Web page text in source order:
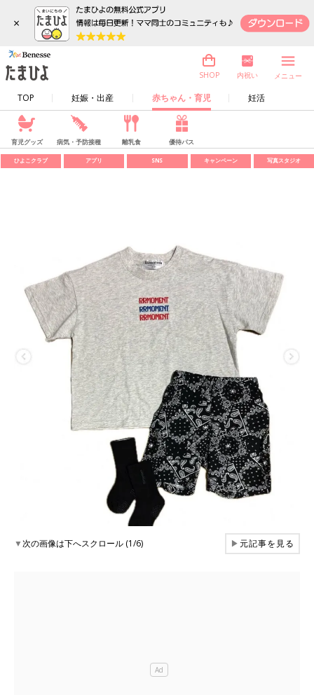
×
TOP 妊娠・出産 赤ちゃん・育児 妊活
SHOP 内祝い メニュー
育児グッズ 病気・予防接種 離乳食 優待パス
ひよこクラブ アプリ SNS キャンペーン 写真スタジオ
▼次の画像は下へスクロール (1/6) ▶元記事を見る